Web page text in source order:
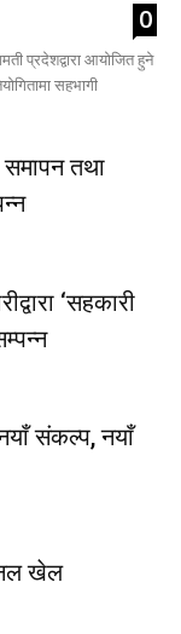
0
प्रदेशद्वारा आयोजित हुने
सहभागी
तथा
‘सहकारी
संकल्प, नयाँ
खेल